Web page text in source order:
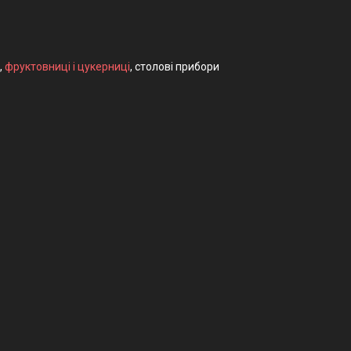
, фруктовниці і цукерниці, столові прибори